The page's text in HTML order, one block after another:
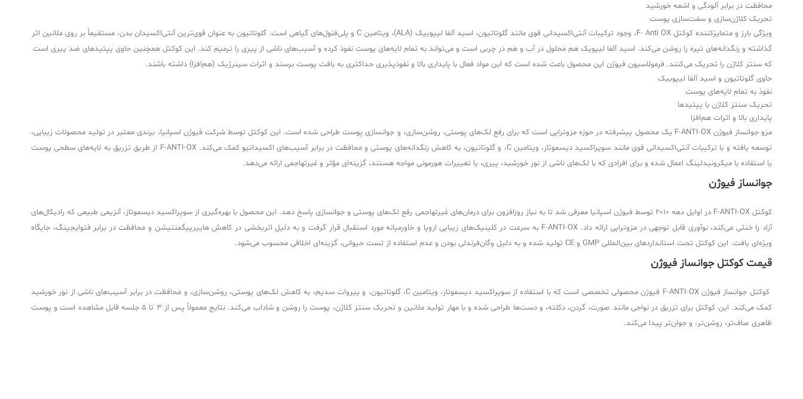
محافظت در برابر آلودگی و اشعه خورشید
تحریک کلاژن‌سازی و سفت‌سازی پوست
ویژگی بارز و متمایزکننده کوکتل F- Anti OX، وجود ترکیبات آنتی‌اکسیدانی قوی مانند گلوتاتیون، اسید آلفا لیپوییک (ALA)، ویتامین C و پلی‌فنول‌های گیاهی است. گلوتاتیون به عنوان قوی‌ترین آنتی‌اکسیدان بدن، مستقیماً بر روی ملانین اثر
گذاشته و رنگدانه‌های تیره را روشن می‌کند. اسید آلفا لیپویک هم محلول در آب و هم در چربی است و می‌تواند به تمام لایه‌های پوست نفوذ کرده و آسیب‌های ناشی از پیری را ترمیم کند. این کوکتل همچنین حاوی پپتیدهای ضد پیری است
که سنتز کلاژن را تحریک می‌کنند. فرمولاسیون فیوژن این محصول باعث شده است که این مواد فعال با پایداری بالا و نفوذپذیری حداکثری به بافت پوست برسند و اثرات سینرژیک (هم‌افزا) داشته باشند.
حاوی گلوتاتیون و اسید آلفا لیپوییک
نفوذ به تمام لایه‌های پوست
تحریک سنتز کلاژن با پپتیدها
پایداری بالا و اثرات هم‌افزا
مزو جوانساز فیوژن F-ANTI-OX یک محصول پیشرفته در حوزه مزوتراپی است که برای رفع لک‌های پوستی، روشن‌سازی، و جوانسازی پوست طراحی شده است. این کوکتل توسط شرکت فیوژن اسپانیا، برندی معتبر در تولید محصولات زیبایی،
توسعه یافته و با ترکیبات آنتی‌اکسیدانی قوی مانند سوپراکسید دیسموتاز، ویتامین C، و گلوتاتیون، به کاهش رنگدانه‌های پوستی و محافظت در برابر آسیب‌های اکسیداتیو کمک می‌کند. F-ANTI-OX از طریق تزریق به لایه‌های سطحی پوست
یا استفاده با میکرونیدلینگ اعمال شده و برای افرادی که با لک‌های ناشی از نور خورشید، پیری، یا تغییرات هورمونی مواجه هستند، گزینه‌ای مؤثر و غیرتهاجمی ارائه می‌دهد.
جوانساز فیوژن
کوکتل F-ANTI-OX در اوایل دهه 2010 توسط فیوژن اسپانیا معرفی شد تا به نیاز روزافزون برای درمان‌های غیرتهاجمی رفع لک‌های پوستی و جوانسازی پاسخ دهد. این محصول با بهره‌گیری از سوپراکسید دیسموتاز، آنزیمی طبیعی که رادیکال‌های
آزاد را خنثی می‌کند، نوآوری قابل توجهی در مزوتراپی ارائه داد. F-ANTI-OX به سرعت در کلینیک‌های زیبایی اروپا و خاورمیانه مورد استقبال قرار گرفت و به دلیل اثربخشی در کاهش هایپرپیگمنتیشن و محافظت در برابر فتوایجینگ، جایگاه
ویژه‌ای یافت. این کوکتل تحت استانداردهای بین‌المللی GMP و CE تولید شده و به دلیل وگان‌فرندلی بودن و عدم استفاده از تست حیوانی، گزینه‌ای اخلاقی محسوب می‌شود.
قیمت کوکتل جوانساز فیوژن
کوکتل جوانساز فیوژن F-ANTI-OX فیوژن محصولی تخصصی است که با استفاده از سوپراکسید دیسموتاز، ویتامین C، گلوتاتیون، و پیروات سدیم، به کاهش لک‌های پوستی، روشن‌سازی، و محافظت در برابر آسیب‌های ناشی از نور خورشید
کمک می‌کند. این کوکتل برای تزریق در نواحی مانند صورت، گردن، دکلته، و دست‌ها طراحی شده و با مهار تولید ملانین و تحریک سنتز کلاژن، پوست را روشن و شاداب می‌کند. نتایج معمولاً پس از 3 تا 5 جلسه قابل مشاهده است و پوست
ظاهری صاف‌تر، روشن‌تر، و جوان‌تر پیدا می‌کند.